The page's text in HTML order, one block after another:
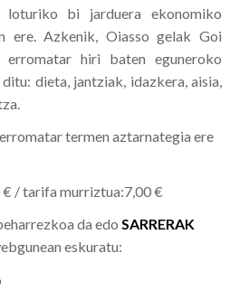
loturiko bi jarduera ekonomiko
ere. Azkenik, Oiasso gelak Goi
erromatar hiri baten eguneroko
dieta, jantziak, idazkera, aisia,
termen aztarnategia ere
/ tarifa murriztua:7,00 €
da edo SARRERAK
eskuratu: